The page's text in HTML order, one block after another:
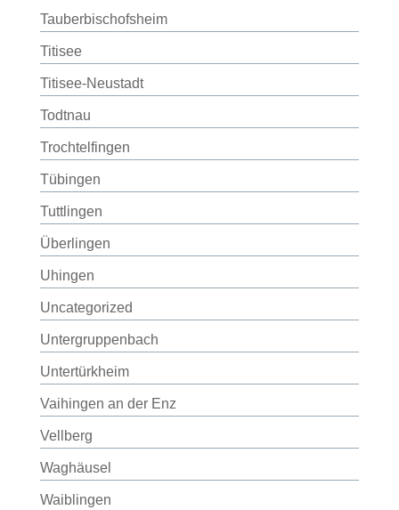
Tauberbischofsheim
Titisee
Titisee-Neustadt
Todtnau
Trochtelfingen
Tübingen
Tuttlingen
Überlingen
Uhingen
Uncategorized
Untergruppenbach
Untertürkheim
Vaihingen an der Enz
Vellberg
Waghäusel
Waiblingen